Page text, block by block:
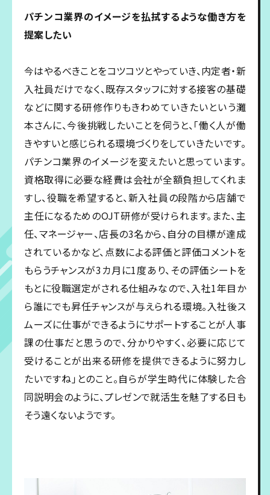
パチンコ業界のイメージを払拭するような働き方を
提案したい
今はやるべきことをコツコツとやっていき、内定者・新
入社員だけでなく、既存スタッフに対する接客の基礎
などに関する研修作りもきわめていきたいという灘
本さんに、今後挑戦したいことを伺うと、「働く人が働
きやすいと感じられる環境づくりをしていきたいです。
パチンコ業界のイメージを変えたいと思っています。
資格取得に必要な経費は会社が全額負担してくれま
すし、役職を希望すると、新入社員の段階から店舗で
主任になるためのOJT研修が受けられます。また、主
任、マネージャー、店長の3名から、自分の目標が達成
されているかなど、点数による評価と評価コメントを
もらうチャンスが3カ月に1度あり、その評価シートを
もとに役職選定がされる仕組みなので、入社1年目か
ら誰にでも昇任チャンスが与えられる環境。入社後ス
ムーズに仕事ができるようにサポートすることが人事
課の仕事だと思うので、分かりやすく、必要に応じて
受けることが出来る研修を提供できるように努力し
たいですね」とのこと。自らが学生時代に体験した合
同説明会のように、プレゼンで就活生を魅了する日も
そう遠くないようです。